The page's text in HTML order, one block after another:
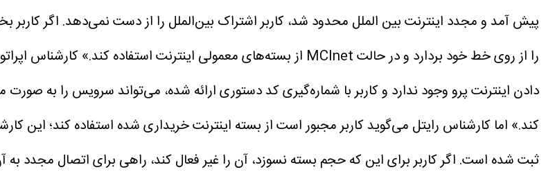
را از روی خط خود بردارد و در حالت MCInet از بسته‌های معمولی اینترنت استفاده کند.»
کارشناس
دادن اینترنت پرو وجود ندارد و کاربر با شماره‌گیری کد دستوری ارائه شده، می‌تواند سرویس را به
کند.» اما کارشناس رایتل می‌گوید کاربر مجبور است از بسته اینترنت خریداری شده استفاده کند؛
ثبت شده است. اگر کاربر برای این که حجم بسته نسوزد، آن را غیر فعال کند، راهی برای اتصال مجدد